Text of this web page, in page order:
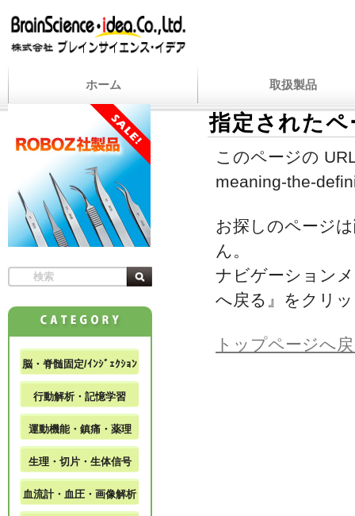
ホーム 取扱製品
指定された
このページの
meaning-the-
お探しのページ
ん。
ナビゲーション
へ戻る』をクリ
トップページへ
脳・脊髄固定/ｲﾝｼﾞｪｸｼｮﾝ
行動解析・記憶学習
運動機能・鎮痛・薬理
生理・切片・生体信号
血流計・血圧・画像解析